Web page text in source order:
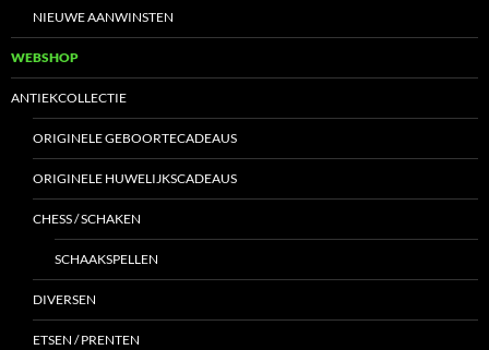
NIEUWE AANWINSTEN
WEBSHOP
ANTIEKCOLLECTIE
ORIGINELE GEBOORTECADEAUS
ORIGINELE HUWELIJKSCADEAUS
CHESS / SCHAKEN
SCHAAKSPELLEN
DIVERSEN
ETSEN / PRENTEN